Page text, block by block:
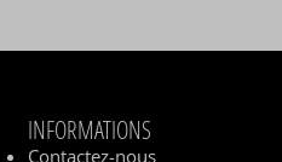
INFORMATIONS
Contactez-nous